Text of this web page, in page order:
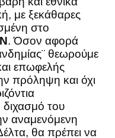
με ξεκάθαρες
στο
. Όσον αφορά
θεωρούμε
επωφελής
πρόληψη και όχι
διχασμό του
αναμενόμενη
θα πρέπει να